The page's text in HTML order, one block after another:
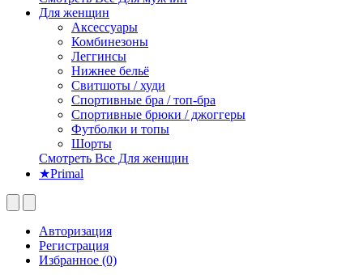
Для женщин
Аксессуары
Комбинезоны
Леггинсы
Нижнее бельё
Свитшоты / худи
Спортивные бра / топ-бра
Спортивные брюки / джоггеры
Футболки и топы
Шорты
Смотреть Все Для женщин
★Primal
Авторизация
Регистрация
Избранное (0)